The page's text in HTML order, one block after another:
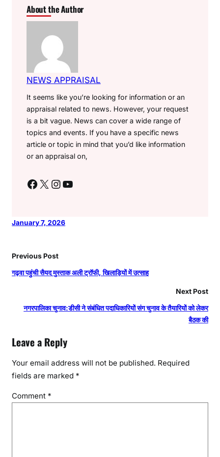
About the Author
NEWS APPRAISAL
It seems like you’re looking for information or an
appraisal related to news. However, your request
is a bit vague. News can cover a wide range of
topics and events. If you have a specific news
article or topic in mind that you’d like information
or an appraisal on,
Facebook X Instagram YouTube
January 7, 2026
Previous Post
गढ़वा पहुंची सैयद मुस्ताक अली ट्रॉफी, खिलाड़ियों में उत्साह
Next Post
नगरपालिका चुनाव:डीसी ने संबंधित पदाधिकारियों संग चुनाव के तैयारियों को लेकर
बैठक की
Leave a Reply
Your email address will not be published. Required
fields are marked *
Comment *